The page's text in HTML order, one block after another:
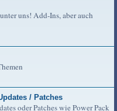
uns! Add-Ins, aber auch
/ Patches
oder Patches wie Power Pack